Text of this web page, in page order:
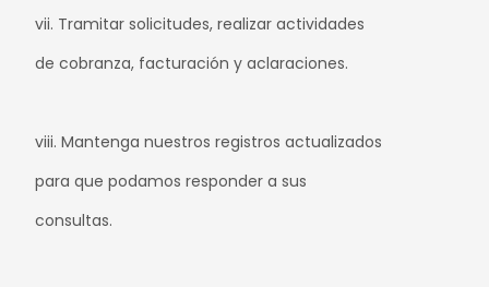
vii. Tramitar solicitudes, realizar actividades
de cobranza, facturación y aclaraciones.
viii. Mantenga nuestros registros actualizados
para que podamos responder a sus
consultas.